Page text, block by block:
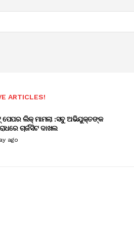
ARTICLES!
ପେପର ଲିକ୍ ମାମଲା :ସବୁ ଅଭିଯୁକ୍ତଙ୍କ
ଚାର୍ଜସିଟ ଦାଖଲ
ago